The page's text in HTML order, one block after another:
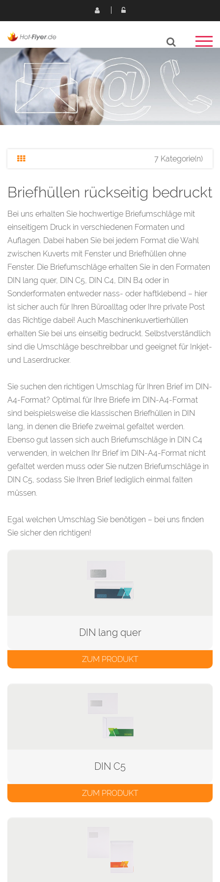
7 Kategorie(n)
Briefhüllen rückseitig bedruckt
Bei uns erhalten Sie hochwertige Briefumschläge mit
einseitigem Druck in verschiedenen Formaten und
Auflagen. Dabei haben Sie bei jedem Format die Wahl
zwischen Kuverts mit Fenster und Briefhüllen ohne
Fenster. Die Briefumschläge erhalten Sie in den Formaten
DIN lang quer, DIN C5, DIN C4, DIN B4 oder in
Sonderformaten entweder nass- oder haftklebend – hier
ist sicher auch für Ihren Büroalltag oder Ihre private Post
das Richtige dabei! Auch Maschinenkuvertierhüllen
erhalten Sie bei uns einseitig bedruckt. Selbstverständlich
sind die Umschläge beschreibbar und geeignet für Inkjet-
und Laserdrucker.
Sie suchen den richtigen Umschlag für Ihren Brief im DIN-
A4-Format? Optimal für Ihre Briefe im DIN-A4-Format
sind beispielsweise die klassischen Briefhüllen in DIN
lang, in denen die Briefe zweimal gefaltet werden.
Ebenso gut lassen sich auch Briefumschläge in DIN C4
verwenden, in welchen Ihr Brief im DIN-A4-Format nicht
gefaltet werden muss oder Sie nutzen Briefumschläge in
DIN C5, sodass Sie Ihren Brief lediglich einmal falten
müssen.
Egal welchen Umschlag Sie benötigen – bei uns finden
Sie sicher den richtigen!
DIN lang quer
ZUM PRODUKT
DIN C5
ZUM PRODUKT